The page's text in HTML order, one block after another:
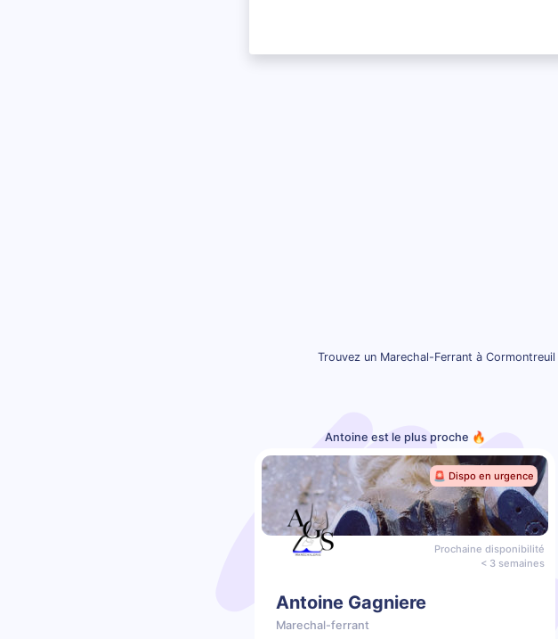
Trouvez un Marechal-Ferrant à
Antoine est le plus proche 🔥
🚨 Dispo en urgence
Prochaine disponibilité
< 3 semaines
Antoine Gagniere
Marechal-ferrant